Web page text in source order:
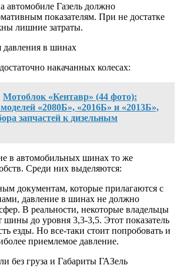
автомобиле Газель должно
показателям. При не достатке
лишние затраты.
в шинах
накачанных колесах:
Мотоблок «Кентавр» (44 фото):
«2080Б», «2016Б» и «2013Б»,
запчастей к дизельным
в автомобильных шинах то же
Среди них выделяются:
документам, которые прилагаются с
давление в шинах не должно
В реальности, некоторые владельцы
шины до уровня 3,3-3,5. Этот показатель
езды. Но все-таки стоит попробовать и
приемлемое давление.